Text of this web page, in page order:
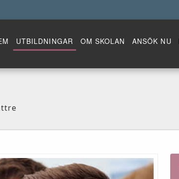
UTBILDNINGAR OM SKOLAN ANSÖK NU